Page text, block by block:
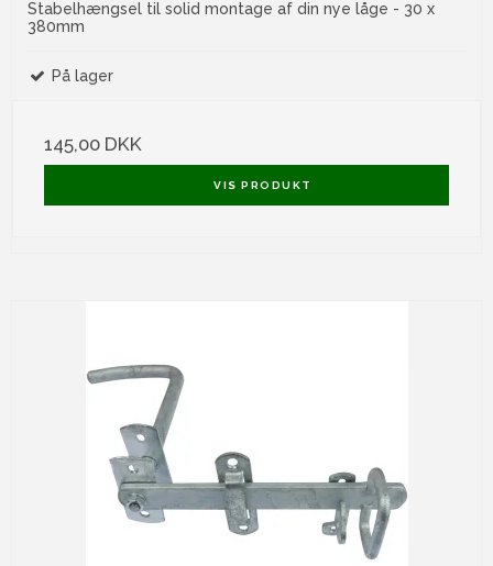
Stabelhængsel til solid montage af din nye låge - 30 x
380mm
På lager
145,00 DKK
VIS PRODUKT